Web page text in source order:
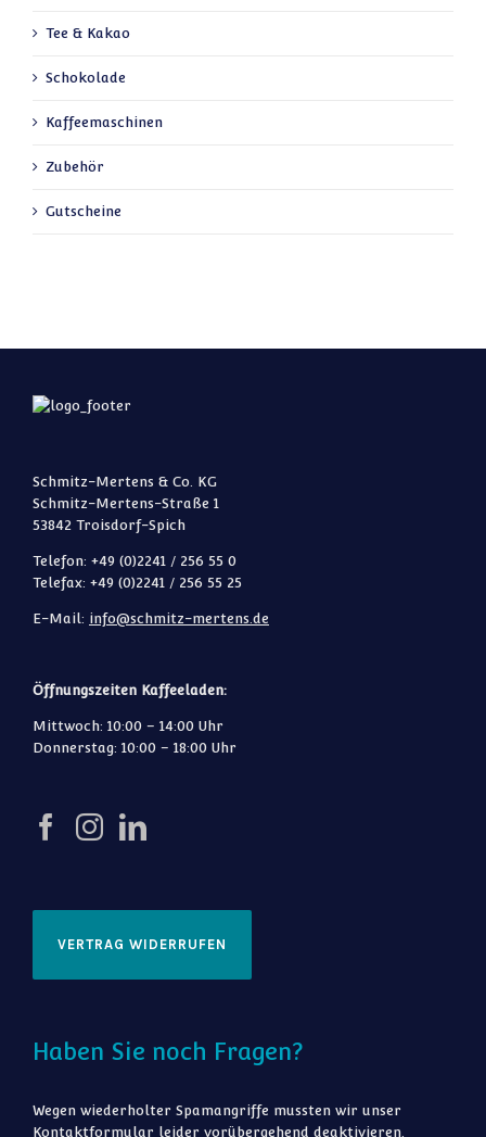
Tee & Kakao
Schokolade
Kaffeemaschinen
Zubehör
Gutscheine
Schmitz-Mertens & Co. KG
Schmitz-Mertens-Straße 1
53842 Troisdorf-Spich
Telefon: +49 (0)2241 / 256 55 0
Telefax: +49 (0)2241 / 256 55 25
E-Mail: info@schmitz-mertens.de
Öffnungszeiten Kaffeeladen:
Mittwoch: 10:00 – 14:00 Uhr
Donnerstag: 10:00 – 18:00 Uhr
VERTRAG WIDERRUFEN
Haben Sie noch Fragen?
Wegen wiederholter Spamangriffe mussten wir unser
Kontaktformular leider vorübergehend deaktivieren.